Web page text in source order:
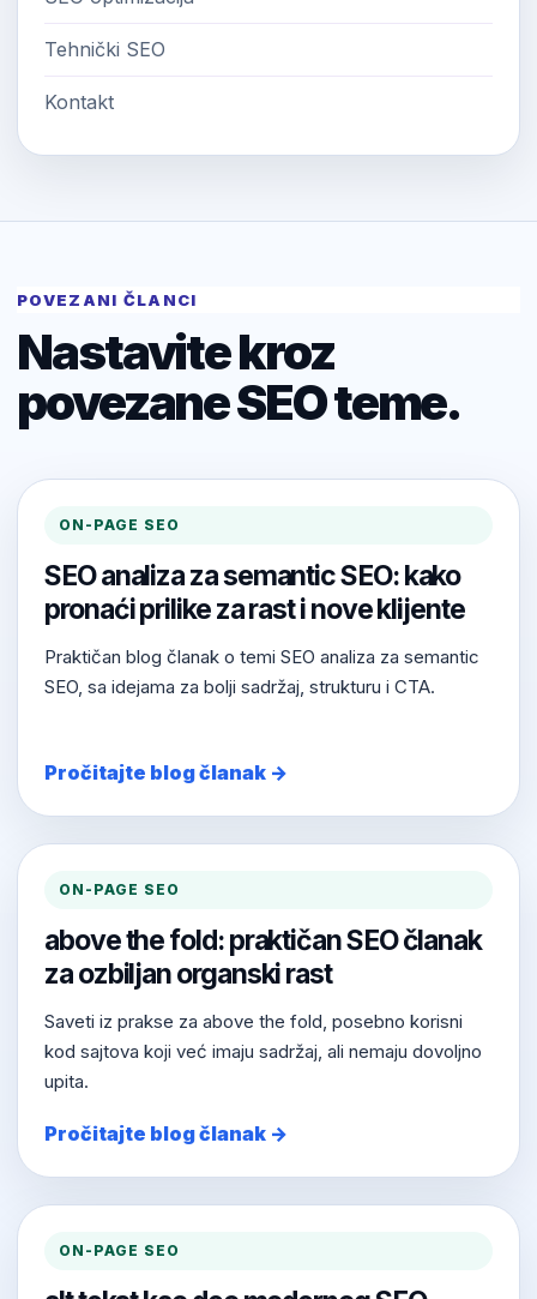
Tehnički SEO
Kontakt
POVEZANI ČLANCI
Nastavite kroz
povezane SEO teme.
ON-PAGE SEO
SEO analiza za semantic SEO: kako
pronaći prilike za rast i nove klijente
Praktičan blog članak o temi SEO analiza za semantic
SEO, sa idejama za bolji sadržaj, strukturu i CTA.
Pročitajte blog članak →
ON-PAGE SEO
above the fold: praktičan SEO članak
za ozbiljan organski rast
Saveti iz prakse za above the fold, posebno korisni
kod sajtova koji već imaju sadržaj, ali nemaju dovoljno
upita.
Pročitajte blog članak →
ON-PAGE SEO